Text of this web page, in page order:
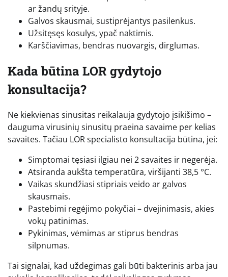
ar žandų srityje.
Galvos skausmai, sustiprėjantys pasilenkus.
Užsitęsęs kosulys, ypač naktimis.
Karščiavimas, bendras nuovargis, dirglumas.
Kada būtina LOR gydytojo
konsultacija?
Ne kiekvienas sinusitas reikalauja gydytojo įsikišimo –
dauguma virusinių sinusitų praeina savaime per kelias
savaites. Tačiau LOR specialisto konsultacija būtina, jei:
Simptomai tęsiasi ilgiau nei 2 savaites ir negerėja.
Atsiranda aukšta temperatūra, viršijanti 38,5 °C.
Vaikas skundžiasi stipriais veido ar galvos
skausmais.
Pastebimi regėjimo pokyčiai – dvejinimasis, akies
vokų patinimas.
Pykinimas, vėmimas ar stiprus bendras
silpnumas.
Tai signalai, kad uždegimas gali būti bakterinis arba jau